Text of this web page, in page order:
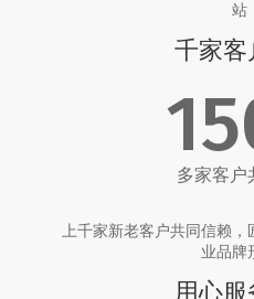
站
千家客
多家客户
上千家新老客户共同信赖
业品牌
用心